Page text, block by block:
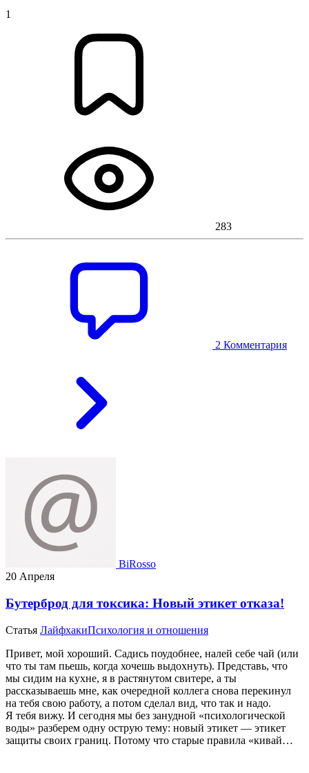
1
283
2 Комментария
BiRosso
20 Апреля
Бутерброд для токсика: Новый этикет отказа!
Статья ЛайфхакиПсихология и отношения
Привет, мой хороший. Садись поудобнее, налей себе чай (или
что ты там пьешь, когда хочешь выдохнуть). Представь, что
мы сидим на кухне, я в растянутом свитере, а ты
рассказываешь мне, как очередной коллега снова перекинул
на тебя свою работу, а потом сделал вид, что так и надо.
Я тебя вижу. И сегодня мы без занудной «психологической
воды» разберем одну острую тему: новый этикет — этикет
защиты своих границ. Потому что старые правила «кивай…